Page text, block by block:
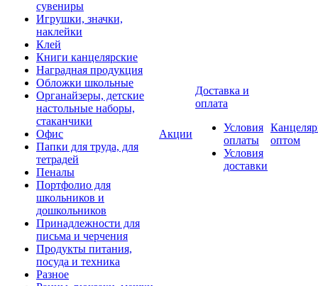
сувениры
Игрушки, значки,
наклейки
Клей
Книги канцелярские
Наградная продукция
Обложки школьные
Органайзеры, детские
настольные наборы,
стаканчики
Офис
Папки для труда, для
тетрадей
Пеналы
Портфолио для
школьников и
дошкольников
Принадлежности для
письма и черчения
Продукты питания,
посуда и техника
Разное
Акции
Доставка и
оплата
Условия
оплаты
Условия
доставки
оптом